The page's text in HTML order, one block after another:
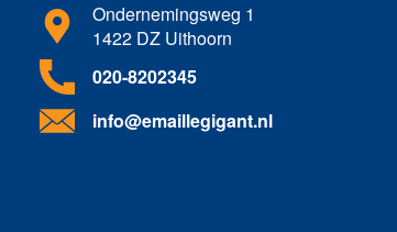
Ondernemingsweg 1
1422 DZ Uithoorn
020-8202345
info@emaillegigant.nl